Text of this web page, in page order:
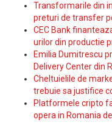
Transformarile din
preturi de transfer
CEC Bank
urilor din productie
Emilia Dumitrescu
Delivery Center din
Cheltuielile de
trebuie sa justifice
Platformele cripto
opera in Romania